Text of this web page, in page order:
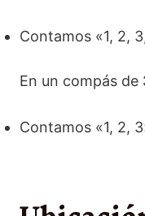
Contamos «1, 2,
En un compás de
Contamos «1, 2,